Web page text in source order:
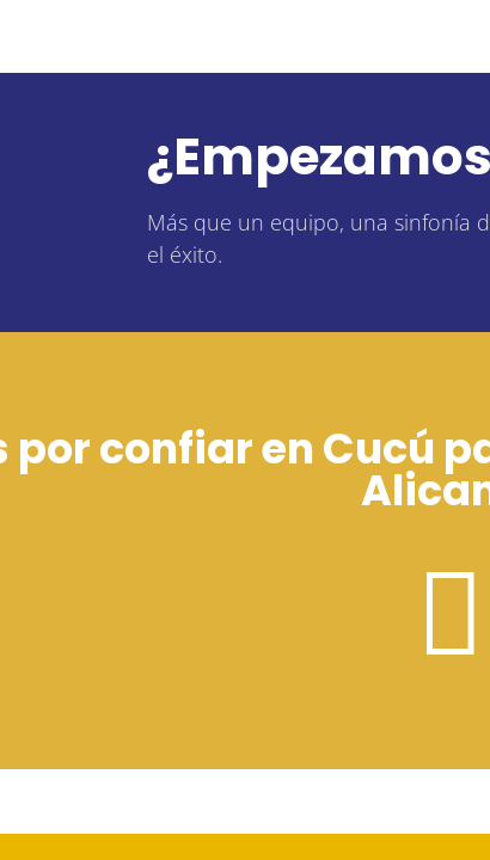
Más que un equipo, una sinfonía
el éxito.
por confiar en Cucú
